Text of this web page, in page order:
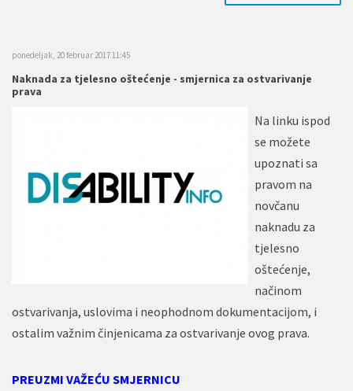
ponedeljak, 20 februar 2017 11:45
Naknada za tjelesno oštećenje - smjernica za ostvarivanje
prava
Na linku ispod
se možete
upoznati sa
pravom na
novčanu
naknadu za
tjelesno
oštećenje,
načinom
ostvarivanja, uslovima i neophodnom dokumentacijom, i
ostalim važnim činjenicama za ostvarivanje ovog prava.
PREUZMI VAŽEĆU SMJERNICU